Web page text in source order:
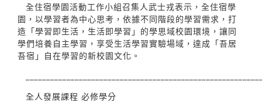
全住宿學園活動工作小組召集人武士戎表示，全住宿學
園，以學習者為中心思考，依據不同階段的學習需求，打
造「學習即生活，生活即學習」的學思域校園環境，讓同
學們培養自主學習，享受生活學習實驗場域，達成「吾居
吾宿」自在學習的新校園文化。
全人發展課程 必修學分